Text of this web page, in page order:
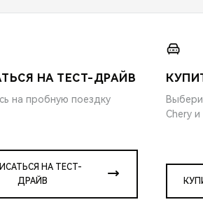
НА ТЕСТ-ДРАЙВ
на пробную поездку
НА ТЕСТ-
ДРАЙВ
Chery